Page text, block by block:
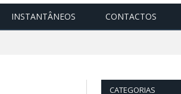
INSTANTÂNEOS CONTACTOS
CATEGORIAS